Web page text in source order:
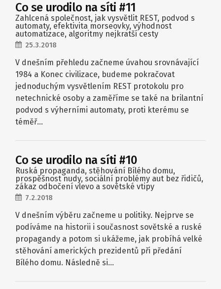
Co se urodilo na síti #11
Zahlcená společnost, jak vysvětlit REST, podvod s
automaty, efektivita morseovky, výhodnost
automatizace, algoritmy nejkratší cesty
25.3.2018
V dnešním přehledu začneme úvahou srovnávající
1984 a Konec civilizace, budeme pokračovat
jednoduchým vysvětlením REST protokolu pro
netechnické osoby a zaměříme se také na brilantní
podvod s výherními automaty, proti kterému se
téměř…
Co se urodilo na síti #10
Ruská propaganda, stěhování Bílého domu,
prospěšnost nudy, sociální problémy aut bez řidičů,
zákaz odbočení vlevo a sovětské vtipy
7.2.2018
V dnešním výběru začneme u politiky. Nejprve se
podíváme na historii i současnost sovětské a ruské
propagandy a potom si ukážeme, jak probíhá velké
stěhování amerických prezidentů při předání
Bílého domu. Následně si…